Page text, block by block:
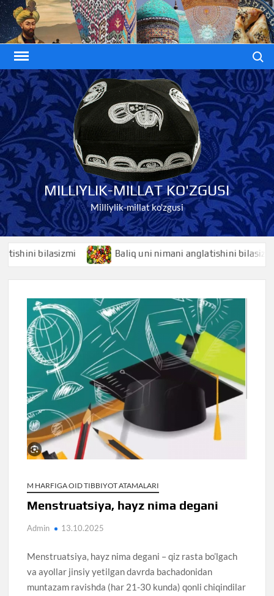
Skip
to
content
MILLIYLIK-MILLAT KO'ZGUSI
Milliylik-millat ko'zgusi
bilasizmi Baliq uni nimani anglatishini bilasizmi
M HARFIGA OID TIBBIYOT ATAMALARI
Menstruatsiya, hayz nima degani
Admin 13.10.2025
Menstruatsiya, hayz nima degani – qiz rasta bo’lgach
va ayollar jinsiy yetilgan davrda bachadonidan
muntazam ravishda (har 21-30 kunda) qonli chiqindilar